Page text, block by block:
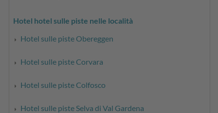
Hotel hotel sulle piste nelle località
Hotel sulle piste Obereggen
Hotel sulle piste Corvara
Hotel sulle piste Colfosco
Hotel sulle piste Selva di Val Gardena